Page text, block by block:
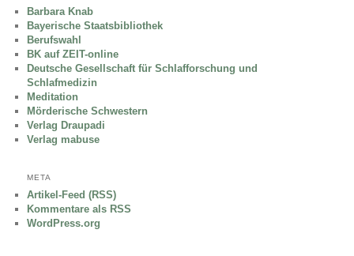
Barbara Knab
Bayerische Staatsbibliothek
Berufswahl
BK auf ZEIT-online
Deutsche Gesellschaft für Schlafforschung und
Schlafmedizin
Meditation
Mörderische Schwestern
Verlag Draupadi
Verlag mabuse
META
Artikel-Feed (RSS)
Kommentare als RSS
WordPress.org